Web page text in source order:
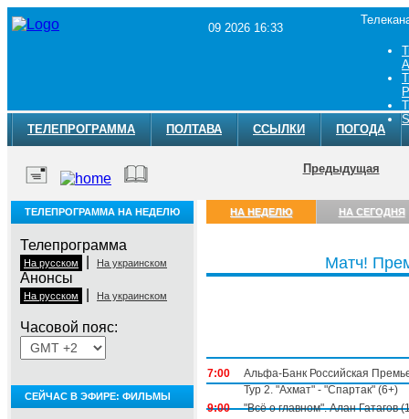
09 2026 16:33
ТЕЛЕПРОГРАММА ПОЛТАВА ССЫЛКИ ПОГОДА
Предыдущая
ТЕЛЕПРОГРАММА НА НЕДЕЛЮ
Телепрограмма
На русском На украинском
Анонсы
На русском На украинском
Часовой пояс:
СЕЙЧАС В ЭФИРЕ: ФИЛЬМЫ
НА НЕДЕЛЮ НА СЕГОДНЯ
Матч!
7:00
Альфа-Банк Российская
Тур 2. "Ахмат" - "Спартак" (6+)
9:00
"Всё о главном". Алан Гатагов